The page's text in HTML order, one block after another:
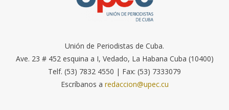
Unión de Periodistas de Cuba.
Ave. 23 # 452 esquina a I, Vedado, La Habana Cuba (10400)
Telf. (53) 7832 4550 | Fax: (53) 7333079
Escríbanos a redaccion@upec.cu